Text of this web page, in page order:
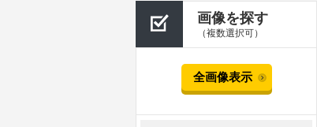
画像を探す
（複数選択可）
全画像表示